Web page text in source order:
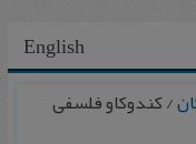
English
/ کندوکاو فلسفی